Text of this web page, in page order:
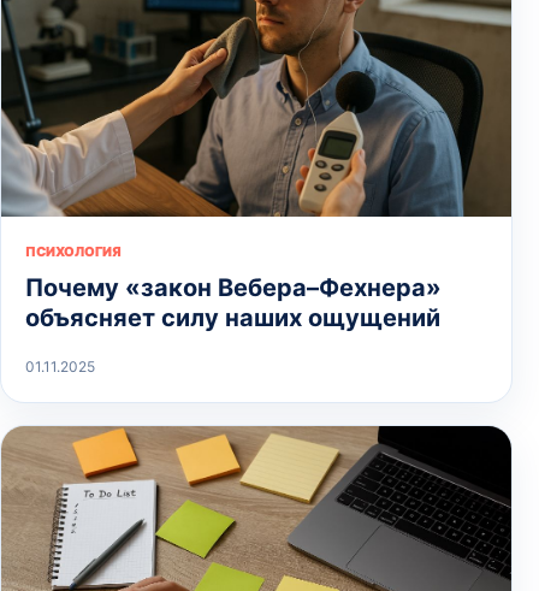
ПСИХОЛОГИЯ
Почему «закон Вебера–Фехнера»
объясняет силу наших ощущений
01.11.2025